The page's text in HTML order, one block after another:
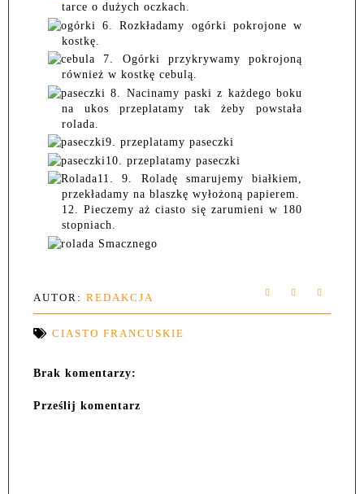
tarce o dużych oczkach.
6. Rozkładamy ogórki pokrojone w
kostkę.
7. Ogórki przykrywamy pokrojoną
również w kostkę cebulą.
8. Nacinamy paski z każdego boku
na ukos przeplatamy tak żeby powstała
rolada.
9. przeplatamy paseczki
10.
przeplatamy paseczki
11.
9. Roladę smarujemy białkiem,
przekładamy na blaszkę wyłożoną papierem.
12. Pieczemy aż ciasto się zarumieni w 180
stopniach.
Smacznego
AUTOR: REDAKCJA
CIASTO FRANCUSKIE
Brak komentarzy:
Prześlij komentarz